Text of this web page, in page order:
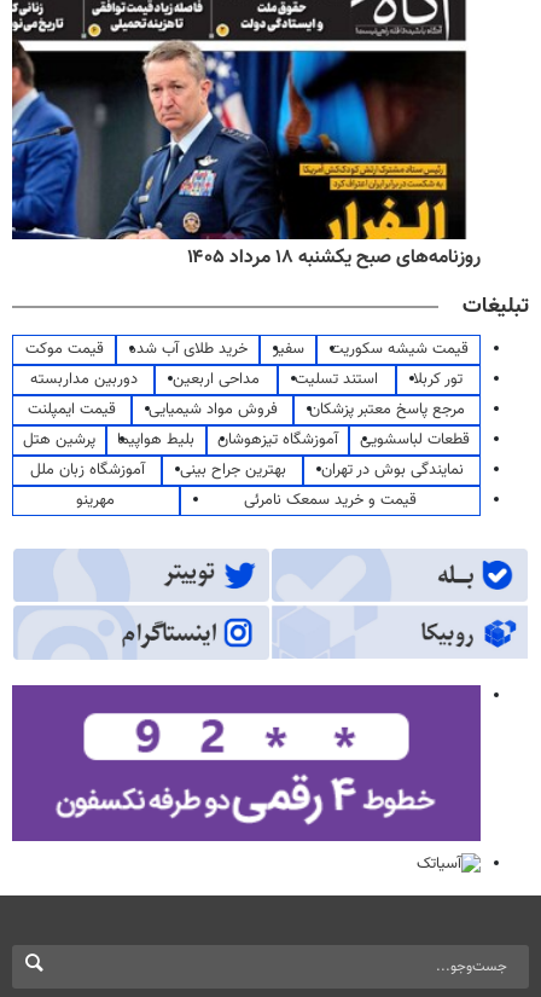
روزنامه‌های صبح یکشنبه ۱۸ مرداد ۱۴۰۵
تبلیغات
قیمت شیشه سکوریت سفیر خرید طلای آب شده
قیمت موکت
تور کربلا
استند تسلیت مداحی اربعین
دوربین مداربسته
مرجع پاسخ معتبر پزشکان
فروش مواد شیمیایی
قیمت ایمپلنت
قطعات لباسشویی
آموزشگاه تیزهوشان بلیط هواپیما
پرشین هتل
نمایندگی بوش در تهران
بهترین جراح بینی
آموزشگاه زبان ملل
قیمت و خرید سمعک نامرئی
مهرینو